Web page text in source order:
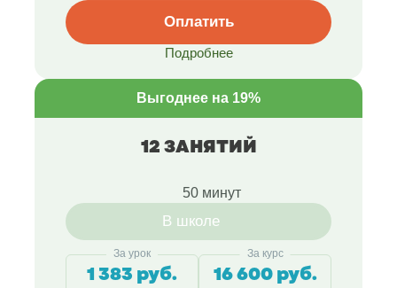
Оплатить
Подробнее
Выгоднее на 19%
12 ЗАНЯТИЙ
50 минут
В школе
За урок
1 383 руб.
За курс
16 600 руб.